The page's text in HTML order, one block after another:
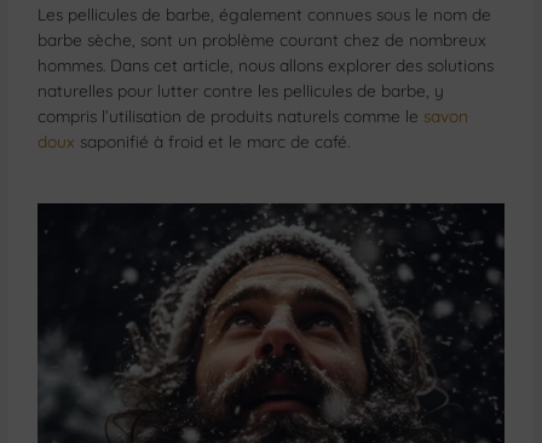
Les pellicules de barbe, également connues sous le nom de
barbe sèche, sont un problème courant chez de nombreux
hommes. Dans cet article, nous allons explorer des solutions
naturelles pour lutter contre les pellicules de barbe, y
compris l’utilisation de produits naturels comme le savon
doux saponifié à froid et le marc de café.